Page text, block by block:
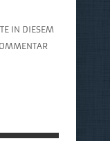
IN DIESEM